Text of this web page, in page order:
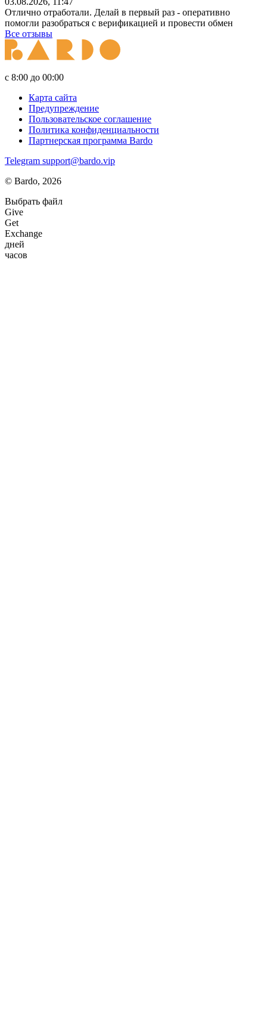
Отлично отработали. Делай в первый раз - оперативно
помогли разобраться с верификацией и провести обмен
Все отзывы
с 8:00 до 00:00
Карта сайта
Предупреждение
Пользовательское соглашение
Политика конфиденциальности
Партнерская программа Bardo
Telegram support@bardo.vip
© Bardo, 2026
Выбрать файл
Give
Get
Exchange
дней
часов